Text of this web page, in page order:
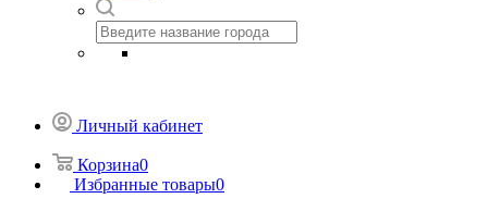
Личный кабинет
Корзина0
Избранные товары0